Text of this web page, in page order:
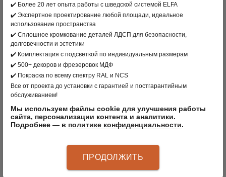
Mastercard Worldwide, JCB.
2. В интернет-магазине clader.ru с помощью
пластиковой карты
Для выбора оплаты товара с помощью
банковской карты на соответствующей
странице необходимо нажать кнопку Оплата
заказа банковской картой. Оплата происходит
через ПАО СБЕРБАНК с использованием
банковских карт следующих платёжных
систем: МИР, VISA International, Mastercard
3. Оплата по безналичному расчету –
✔️ Более 20 лет опыта работы с шведской системой ELFA
✔️ Экспертное проектирование любой площади, идеальное
использование пространства
✔️ Сплошное кромкование деталей ЛДСП для безопасности,
долговечности и эстетики
✔️ Комплектация с подсветкой по индивидуальным размерам
✔️ 500+ декоров и фрезеровок МДФ
✔️ Покраска по всему спектру RAL и NCS
Все от проекта до установки с гарантией и постгарантийным
обслуживанием!
Мы используем файлы cookie для улучшения работы
сайта, персонализации контента и аналитики.
Подробнее — в политике конфиденциальности.
ПРОДОЛЖИТЬ